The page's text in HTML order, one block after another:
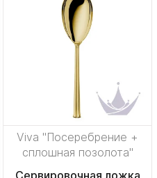
Viva "Посеребрение +
сплошная позолота"